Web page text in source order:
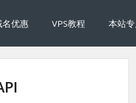
名优惠 VPS教程 本站